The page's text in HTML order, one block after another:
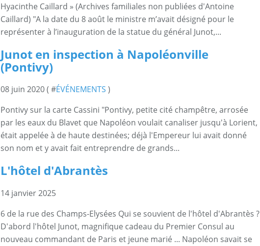
Hyacinthe Caillard » (Archives familiales non publiées d'Antoine
Caillard) "A la date du 8 août le ministre m’avait désigné pour le
représenter à l’inauguration de la statue du général Junot,...
Junot en inspection à Napoléonville
(Pontivy)
08 juin 2020 ( #ÉVÉNEMENTS )
Pontivy sur la carte Cassini "Pontivy, petite cité champêtre, arrosée
par les eaux du Blavet que Napoléon voulait canaliser jusqu'à Lorient,
était appelée à de haute destinées; déjà l'Empereur lui avait donné
son nom et y avait fait entreprendre de grands...
L'hôtel d'Abrantès
14 janvier 2025
6 de la rue des Champs-Elysées Qui se souvient de l'hôtel d'Abrantès ?
D'abord l'hôtel Junot, magnifique cadeau du Premier Consul au
nouveau commandant de Paris et jeune marié ... Napoléon savait se